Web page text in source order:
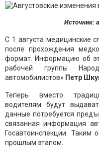
Источник:
С 1 августа медицинские
после прохождения
формат. Информацию об
рабочей группы
автомобилистов» Петр
Теперь вместо
водителям будут
данные потребуется
связанная информация
Госавтоинспекции. Таким
прошлым этапом.